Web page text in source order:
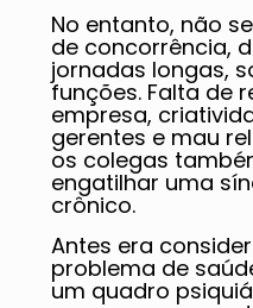
No entanto, não
de concorrência,
jornadas longas,
funções. Falta de
empresa,
gerentes e mau
os colegas
engatilhar uma
crônico.
Antes era
problema de
um quadro